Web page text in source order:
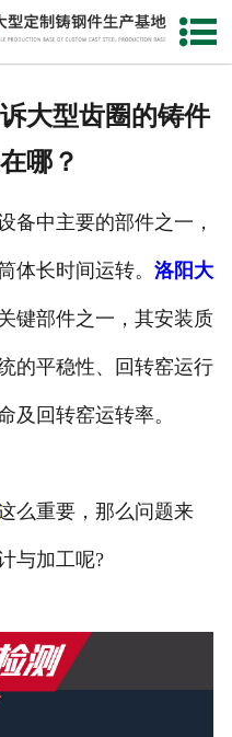
网站首页
生产能力
联系我们
大型齿圈的铸件
哪？
备中主要的部件之一，
体长时间运转。 洛阳大
键部件之一，其安装质
的平稳性、回转窑运行
及回转窑运转率。
么重要，那么问题来
与加工呢?